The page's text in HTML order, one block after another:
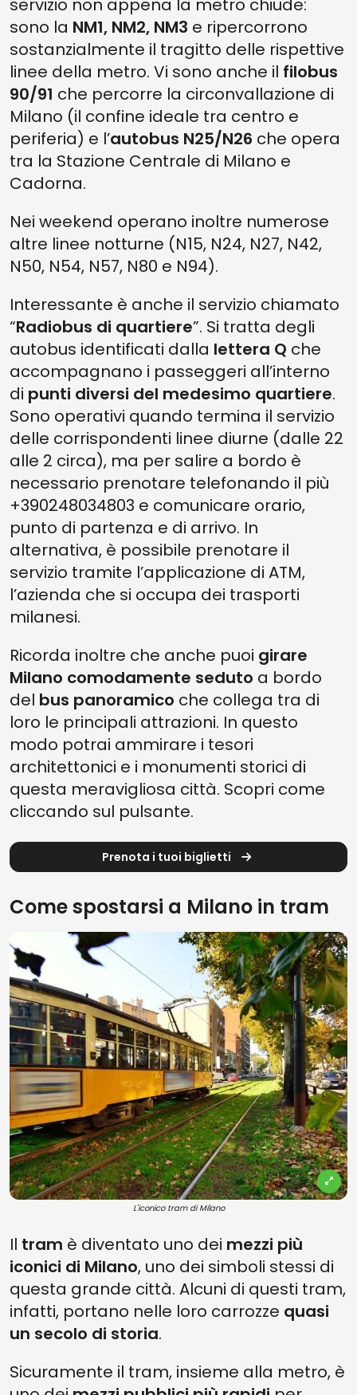
servizio non appena la metro chiude:
sono la NM1, NM2, NM3 e ripercorrono
sostanzialmente il tragitto delle rispettive
linee della metro. Vi sono anche il filobus
90/91 che percorre la circonvallazione di
Milano (il confine ideale tra centro e
periferia) e l’autobus N25/N26 che opera
tra la Stazione Centrale di Milano e
Cadorna.
Nei weekend operano inoltre numerose
altre linee notturne (N15, N24, N27, N42,
N50, N54, N57, N80 e N94).
Interessante è anche il servizio chiamato
“Radiobus di quartiere”. Si tratta degli
autobus identificati dalla lettera Q che
accompagnano i passeggeri all’interno
di punti diversi del medesimo quartiere.
Sono operativi quando termina il servizio
delle corrispondenti linee diurne (dalle 22
alle 2 circa), ma per salire a bordo è
necessario prenotare telefonando il più
+390248034803 e comunicare orario,
punto di partenza e di arrivo. In
alternativa, è possibile prenotare il
servizio tramite l’applicazione di ATM,
l’azienda che si occupa dei trasporti
milanesi.
Ricorda inoltre che anche puoi girare
Milano comodamente seduto a bordo
del bus panoramico che collega tra di
loro le principali attrazioni. In questo
modo potrai ammirare i tesori
architettonici e i monumenti storici di
questa meravigliosa città. Scopri come
cliccando sul pulsante.
Prenota i tuoi biglietti
Come spostarsi a Milano in tram
L'iconico tram di Milano
Il tram è diventato uno dei mezzi più
iconici di Milano, uno dei simboli stessi di
questa grande città. Alcuni di questi tram,
infatti, portano nelle loro carrozze quasi
un secolo di storia.
Sicuramente il tram, insieme alla metro, è